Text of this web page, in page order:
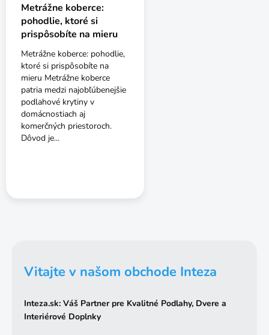
Metrážne koberce:
pohodlie, ktoré si
prispôsobíte na mieru
Metrážne koberce: pohodlie,
ktoré si prispôsobíte na
mieru Metrážne koberce
patria medzi najobľúbenejšie
podlahové krytiny v
domácnostiach aj
komerčných priestoroch.
Dôvod je...
Vitajte v našom obchode Inteza
Inteza.sk: Váš Partner pre Kvalitné Podlahy, Dvere a
Interiérové Doplnky